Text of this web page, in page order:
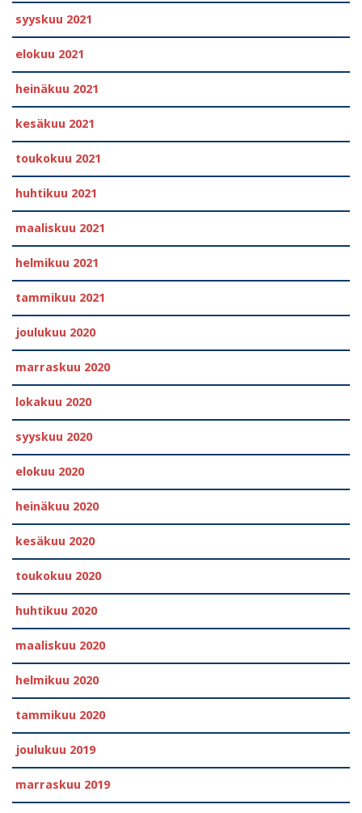
syyskuu 2021
elokuu 2021
heinäkuu 2021
kesäkuu 2021
toukokuu 2021
huhtikuu 2021
maaliskuu 2021
helmikuu 2021
tammikuu 2021
joulukuu 2020
marraskuu 2020
lokakuu 2020
syyskuu 2020
elokuu 2020
heinäkuu 2020
kesäkuu 2020
toukokuu 2020
huhtikuu 2020
maaliskuu 2020
helmikuu 2020
tammikuu 2020
joulukuu 2019
marraskuu 2019